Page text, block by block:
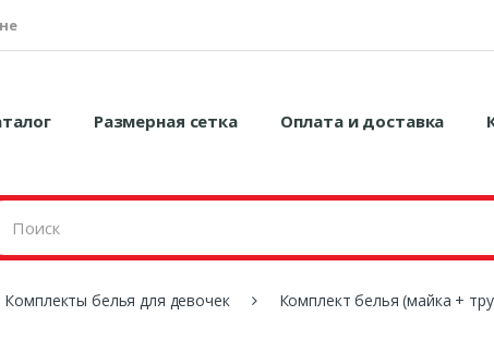
Размерная сетка Оплата и доставка
Комплекты белья для девочек Комплект белья (майка +